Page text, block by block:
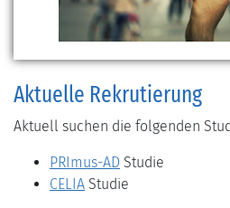
Aktuelle Rekrutierung
Aktuell suchen die folgenden
PRImus-AD Studie
CELIA Studie